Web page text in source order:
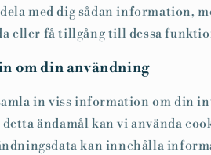
med dig sådan information,
eller få tillgång till dessa
om din användning
in viss information om din
ändamål kan vi använda
kan innehålla